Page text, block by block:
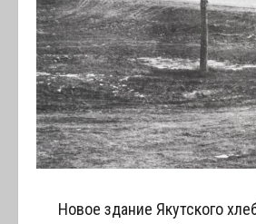
Новое здание Якутского